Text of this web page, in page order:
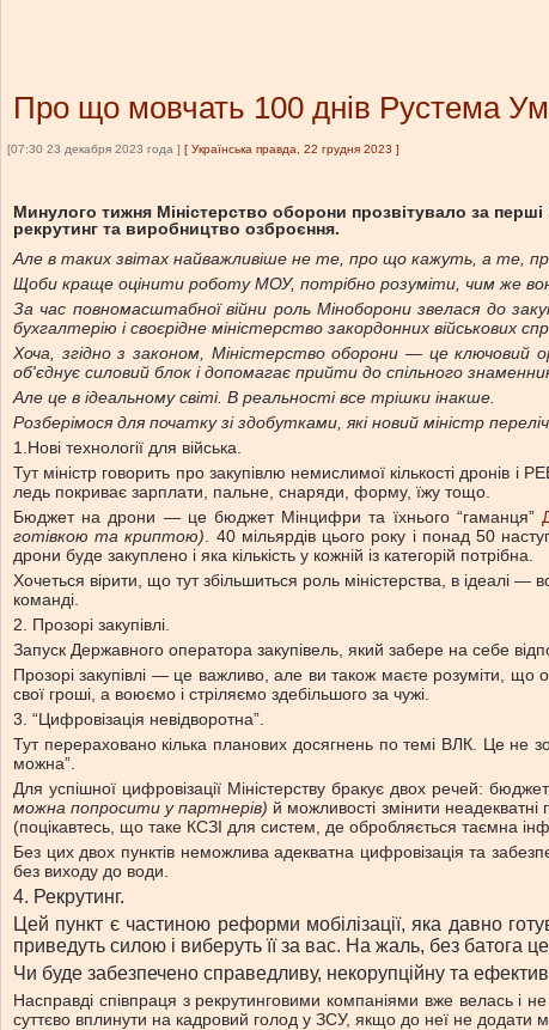
Про що мовчать 100 днів Рустема
[07:30 23 декабря 2023 года ] [ Українська правда, 22 грудня 2023 ]
Минулого тижня Міністерство оборони прозвітувало за перші
рекрутинг та виробництво озброєння.
Але в таких звітах найважливіше не те, про що кажуть, а те,
Щоби краще оцінити роботу МОУ, потрібно розуміти, чим же
За час повномасштабної війни роль Міноборони звелася до
бухгалтерію і своєрідне міністерство закордонних військових
Хоча, згідно з законом, Міністерство оборони — це
об'єднує силовий блок і допомагає прийти до спільного
Але це в ідеальному світі. В реальності все трішки інакше.
Розберімося для початку зі здобутками, які новий міністр
1.Нові технології для війська.
Тут міністр говорить про закупівлю немислимої кількості
ледь покриває зарплати, пальне, снаряди, форму, їжу тощо.
Бюджет на дрони — це бюджет Мінцифри та їхнього “гаманця”
готівкою та криптою) . 40 мільярдів цього року і понад 50
дрони буде закуплено і яка кількість у кожній із категорій потрібна.
Хочеться вірити, що тут збільшиться роль міністерства, в ідеалі
команді.
2. Прозорі закупівлі.
Запуск Державного оператора закупівель, який забере на себе
Прозорі закупівлі — це важливо, але ви також маєте розуміти,
свої гроші, а воюємо і стріляємо здебільшого за чужі.
3. “Цифровізація невідворотна”.
Тут перераховано кілька планових досягнень по темі ВЛК. Це не
можна”.
Для успішної цифровізації Міністерству бракує двох речей:
можна попросити у партнерів) й можливості змінити
(поцікавтесь, що таке КСЗІ для систем, де обробляється таємна
Без цих двох пунктів неможлива адекватна цифровізація та
без виходу до води.
4. Рекрутинг.
Цей пункт є частиною реформи мобілізації, яка давно
приведуть силою і виберуть її за вас. На жаль, без батога
Чи буде забезпечено справедливу, некорупційну та
Насправді співпраця з рекрутинговими компаніями вже велась і
суттєво вплинути на кадровий голод у ЗСУ, якщо до неї не додати